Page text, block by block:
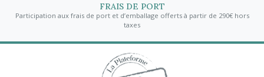
FRAIS DE PORT
Participation aux frais de port et d’emballage offerts à partir de 290€ hors
taxes